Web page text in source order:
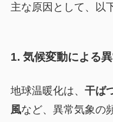
主な原因として、以
1. 気候変動による
地球温暖化は、 干ば
風など、異常気象の